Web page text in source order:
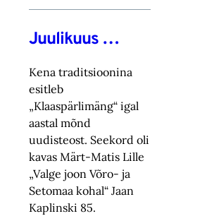
Juulikuus …
Kena traditsioonina
esitleb
„Klaaspärlimäng“ igal
aastal mõnd
uudisteost. Seekord oli
kavas Märt-Matis Lille
„Valge joon Võro- ja
Setomaa kohal“ Jaan
Kaplinski 85.